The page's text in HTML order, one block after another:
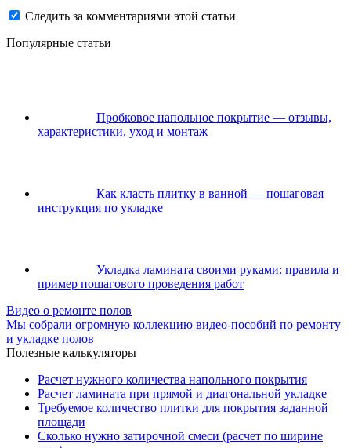
Следить за комментариями этой статьи
Популярные статьи
Пробковое напольное покрытие — отзывы,
характеристики, уход и монтаж
Как класть плитку в ванной — пошаговая
инструкция по укладке
Укладка ламината своими руками: правила и
пример пошагового проведения работ
Видео о ремонте полов
Мы собрали огромную коллекцию видео-пособий по ремонту
и укладке полов
Полезные калькуляторы
Расчет нужного количества напольного покрытия
Расчет ламината при прямой и диагональной укладке
Требуемое количество плитки для покрытия заданной
площади
Сколько нужно затирочной смеси (расчет по ширине